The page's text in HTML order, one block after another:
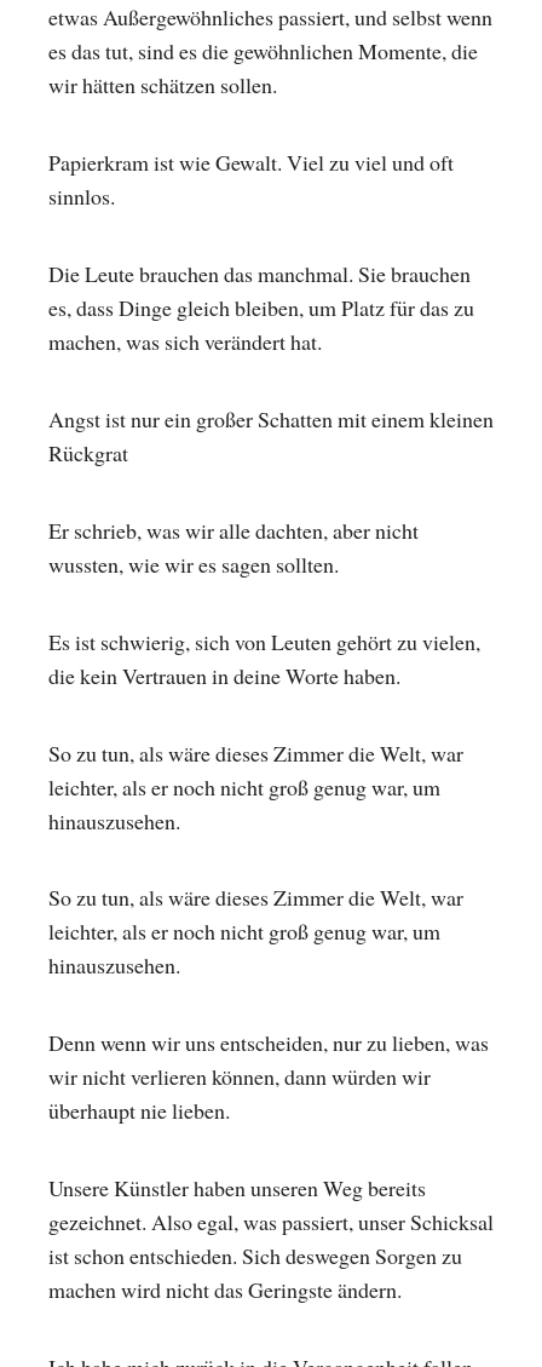
etwas Außergewöhnliches passiert, und selbst wenn
es das tut, sind es die gewöhnlichen Momente, die
wir hätten schätzen sollen.
Papierkram ist wie Gewalt. Viel zu viel und oft
sinnlos.
Die Leute brauchen das manchmal. Sie brauchen
es, dass Dinge gleich bleiben, um Platz für das zu
machen, was sich verändert hat.
Angst ist nur ein großer Schatten mit einem kleinen
Rückgrat
Er schrieb, was wir alle dachten, aber nicht
wussten, wie wir es sagen sollten.
Es ist schwierig, sich von Leuten gehört zu vielen,
die kein Vertrauen in deine Worte haben.
So zu tun, als wäre dieses Zimmer die Welt, war
leichter, als er noch nicht groß genug war, um
hinauszusehen.
So zu tun, als wäre dieses Zimmer die Welt, war
leichter, als er noch nicht groß genug war, um
hinauszusehen.
Denn wenn wir uns entscheiden, nur zu lieben, was
wir nicht verlieren können, dann würden wir
überhaupt nie lieben.
Unsere Künstler haben unseren Weg bereits
gezeichnet. Also egal, was passiert, unser Schicksal
ist schon entschieden. Sich deswegen Sorgen zu
machen wird nicht das Geringste ändern.